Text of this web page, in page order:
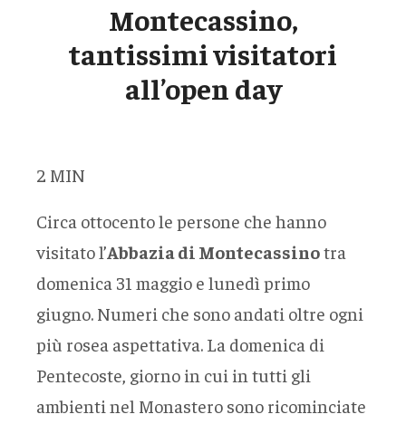
Montecassino,
tantissimi visitatori
all’open day
2 MIN
Circa ottocento le persone che hanno
visitato l’Abbazia di Montecassinotra
domenica 31 maggio e lunedì primo
giugno. Numeri che sono andati oltre ogni
più rosea aspettativa. La domenica di
Pentecoste, giorno in cui in tutti gli
ambienti nel Monastero sono ricominciate